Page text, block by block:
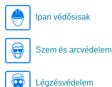
Ipari védősisak
Szem és arcvédelem
Légzésvédelem